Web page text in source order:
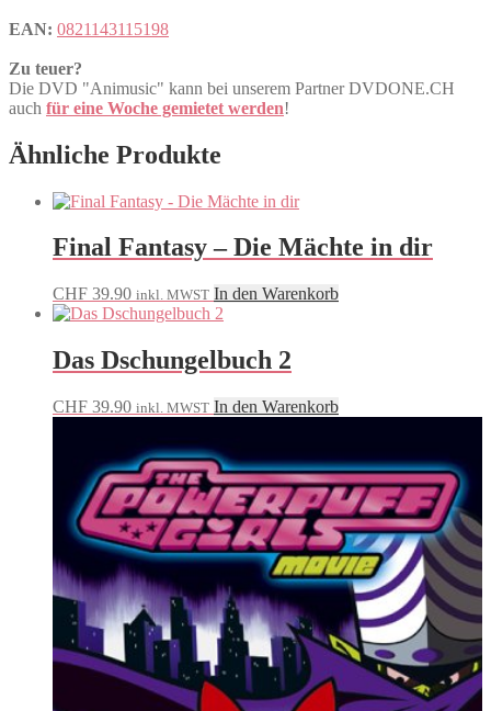
EAN: 0821143115198
Zu teuer?
Die DVD "Animusic" kann bei unserem Partner DVDONE.CH
auch für eine Woche gemietet werden!
Ähnliche Produkte
Final Fantasy – Die Mächte in dir
CHF 39.90 inkl. MWST In den Warenkorb
Das Dschungelbuch 2
CHF 39.90 inkl. MWST In den Warenkorb